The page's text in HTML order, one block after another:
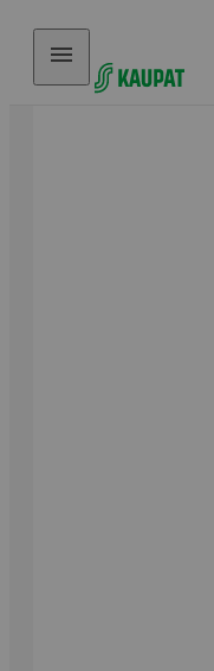
Hyppää sisältöön